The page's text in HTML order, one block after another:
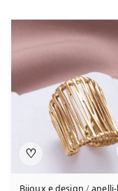
♡
Bijoux e design /